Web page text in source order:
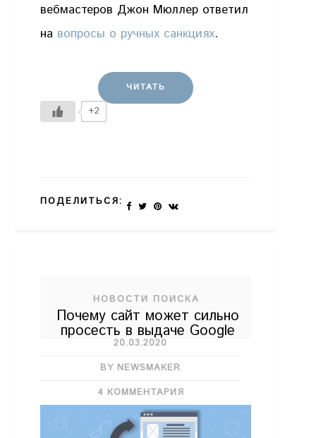
вебмастеров Джон Мюллер ответил
на вопросы о ручных санкциях.
ЧИТАТЬ
+2
ПОДЕЛИТЬСЯ:
НОВОСТИ ПОИСКА
Почему сайт может сильно
просесть в выдаче Google
20.03.2020
BY NEWSMAKER
4 КОММЕНТАРИЯ